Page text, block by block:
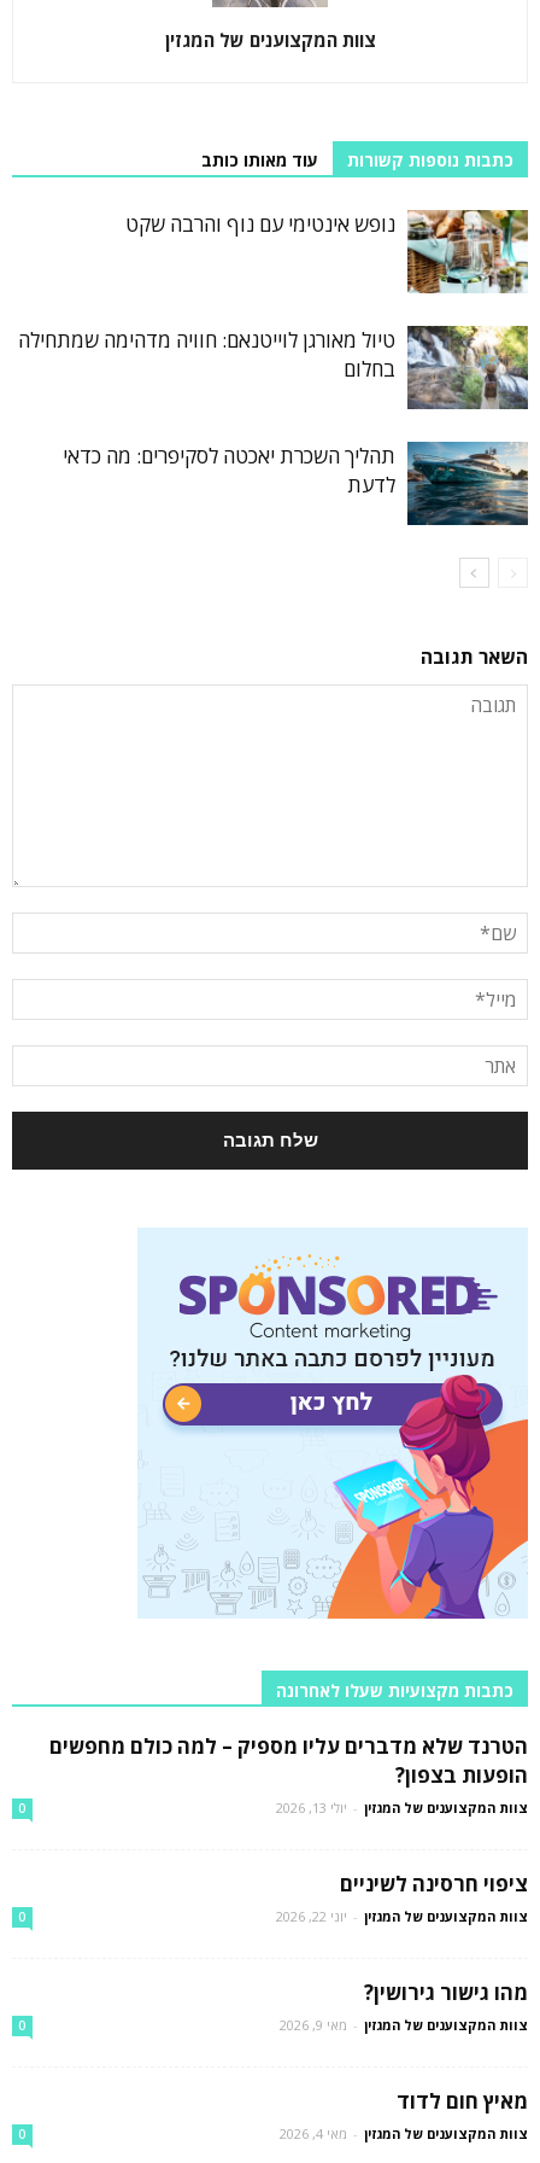
צוות המקצוענים של המגזין
כתבות נוספות קשורות עוד מאותו כותב
נופש אינטימי עם נוף והרבה שקט
טיול מאורגן לוייטנאם: חוויה מדהימה שמתחילה
בחלום
תהליך השכרת יאכטה לסקיפרים: מה כדאי
לדעת
השאר תגובה
כתבות מקצועיות שעלו לאחרונה
הטרנד שלא מדברים עליו מספיק – למה כולם מחפשים
הופעות בצפון?
צוות המקצוענים של המגזין - יולי 13, 2026 0
ציפוי חרסינה לשיניים
צוות המקצוענים של המגזין - יוני 22, 2026 0
מהו גישור גירושין?
צוות המקצוענים של המגזין - מאי 9, 2026 0
מאיץ חום לדוד
צוות המקצוענים של המגזין - מאי 4, 2026 0